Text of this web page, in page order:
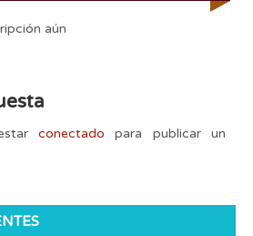
aún
conectado para publicar un